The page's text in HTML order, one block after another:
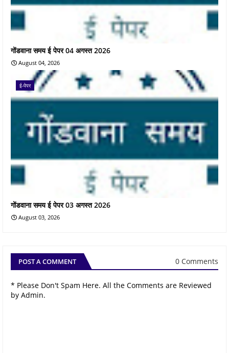
गोंडवाना समय ई पेपर 04 अगस्त 2026
August 04, 2026
ई-पेपर
गोंडवाना समय ई पेपर 03 अगस्त 2026
August 03, 2026
POST A COMMENT 0 Comments
* Please Don't Spam Here. All the Comments are Reviewed
by Admin.